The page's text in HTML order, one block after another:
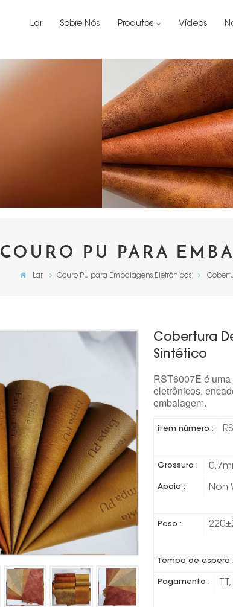
Lar Sobre Nós Produtos Vídeos
COURO PU PARA
Lar Couro PU para Embalagens Eletrônicas
Cobertura
Sintético
RST6007E é
eletrônicos,
embalagem.
item número :
Grossura :
Apoio : Non
Peso :
Tempo de espera :
Pagamento :